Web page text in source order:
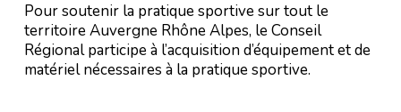
Pour soutenir la pratique sportive sur tout le
territoire Auvergne Rhône Alpes, le Conseil
Régional participe à l’acquisition d’équipement et de
matériel nécessaires à la pratique sportive.